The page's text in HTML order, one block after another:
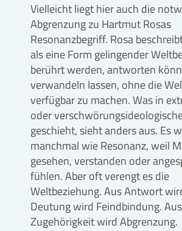
Vielleicht liegt hier auch die
Abgrenzung zu Hartmut Rosas
Resonanzbegriff. Rosa
als eine Form gelingender
berührt werden, antworten
verwandeln lassen, ohne die
verfügbar zu machen. Was in
oder
geschieht, sieht anders aus. Es
manchmal wie Resonanz, weil
gesehen, verstanden oder
fühlen. Aber oft verengt es die
Weltbeziehung. Aus Antwort
Deutung wird Feindbindung. Aus
Zugehörigkeit wird Abgrenzung.